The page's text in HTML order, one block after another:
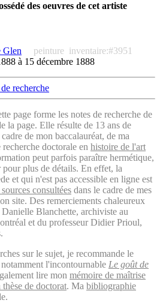
des oeuvres de cet artiste
Glen
peinture inventaire:#3951
à 15 décembre 1888
recherche
page forme les notes de recherche de
la page. Elle résulte de 13 ans de
de mon baccalauréat, de ma
doctorale en histoire de l'art
peut parfois paraître hermétique,
pour plus de détails. En effet, la
et qui n'est pas accessible en ligne est
consultées dans le cadre de mes
site. Des remerciements chaleureux
Blanchette, archiviste au
et du professeur Didier Prioul,
sur le sujet, je recommande le
l'incontournable Le goût de
lire mon mémoire de maîtrise
de doctorat. Ma bibliographie